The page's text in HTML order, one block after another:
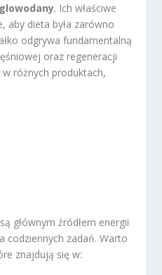
. Ich właściwe
aby dieta była zarówno
odgrywa fundamentalną
oraz regeneracji
różnych produktach,
głównym źródłem energii
codziennych zadań. Warto
znajdują się w: